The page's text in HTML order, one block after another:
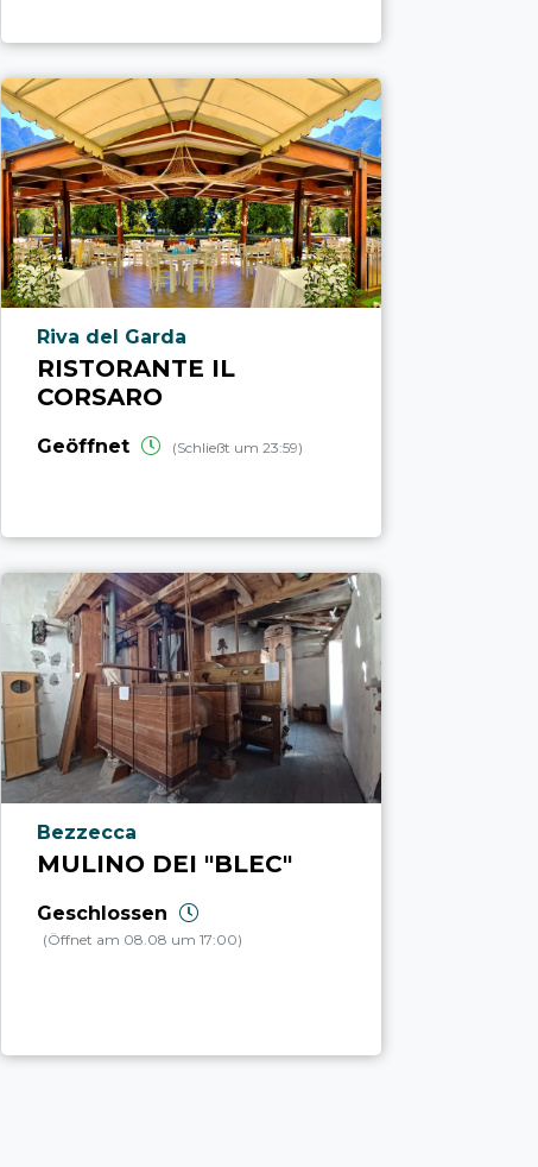
aria.poi_location_prefix
Riva del Garda
RISTORANTE IL
CORSARO
Geöffnet (Schließt um 23:59)
aria.poi_location_prefix
Bezzecca
MULINO DEI "BLEC"
Geschlossen
(Öffnet am 08.08 um 17:00)